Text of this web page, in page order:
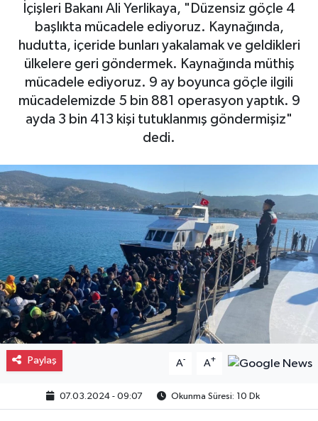
İçişleri Bakanı Ali Yerlikaya, "Düzensiz göçle 4
başlıkta mücadele ediyoruz. Kaynağında,
hudutta, içeride bunları yakalamak ve geldikleri
ülkelere geri göndermek. Kaynağında müthiş
mücadele ediyoruz. 9 ay boyunca göçle ilgili
mücadelemizde 5 bin 881 operasyon yaptık. 9
ayda 3 bin 413 kişi tutuklanmış göndermişiz"
dedi.
Paylaş A- A+
07.03.2024 - 09:07 Okunma Süresi: 10 Dk
Lojistik
Otovitrin
Asayiş
Magazin
Spor
Eğitim
Son Dakika Haberleri
Haber Arşivi